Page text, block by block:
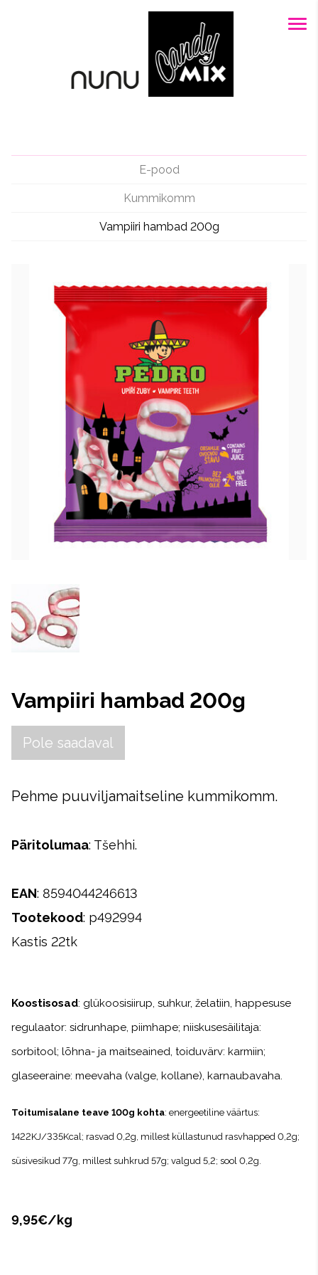
E-pood
Kummikomm
Vampiiri hambad 200g
Vampiiri hambad 200g
Pole saadaval
Pehme puuviljamaitseline kummikomm.
Päritolumaa: Tšehhi.
EAN: 8594044246613
Tootekood: p492994
Kastis 22tk
Koostisosad: glükoosisiirup, suhkur, želatiin, happesuse
regulaator: sidrunhape, piimhape; niiskusesäilitaja:
sorbitool; lõhna- ja maitseained, toiduvärv: karmiin;
glaseeraine: meevaha (valge, kollane), karnaubavaha.
Toitumisalane teave 100g kohta: energeetiline väärtus:
1422KJ/335Kcal; rasvad 0,2g, millest küllastunud rasvhapped 0,2g;
süsivesikud 77g, millest suhkrud 57g; valgud 5,2; sool 0,2g.
9,95€/kg